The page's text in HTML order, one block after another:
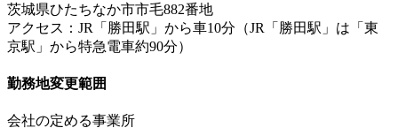
茨城県ひたちなか市市毛882番地
アクセス：JR「勝田駅」から車10分（JR「勝田駅」は「東
京駅」から特急電車約90分）
勤務地変更範囲
会社の定める事業所